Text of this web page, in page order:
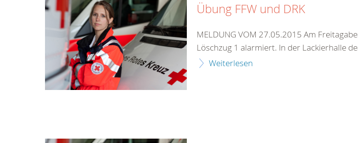
Übung FFW und DRK
MELDUNG VOM 27.05.2015 Am
Löschzug 1 alarmiert. In der Lackierhalle
Weiterlesen